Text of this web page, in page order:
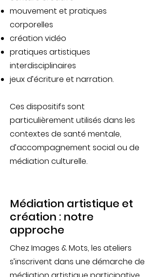
mouvement et pratiques
corporelles
création vidéo
pratiques artistiques
interdisciplinaires
jeux d’écriture et narration.
Ces dispositifs sont
particulièrement utilisés dans les
contextes de santé mentale,
d’accompagnement social ou de
médiation culturelle.
Médiation artistique et
création : notre
approche
Chez Images & Mots, les ateliers
s’inscrivent dans une démarche de